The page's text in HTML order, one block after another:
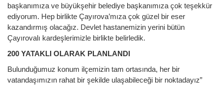
başkanımıza ve büyükşehir belediye başkanımıza çok teşekkür
ediyorum. Hep birlikte Çayırova’mıza çok güzel bir eser
kazandırmış olacağız. Devlet hastanemizin yerini bütün
Çayırovalı kardeşlerimizle birlikte belirledik.
200 YATAKLI OLARAK PLANLANDI
Bulunduğumuz konum ilçemizin tam ortasında, her bir
vatandaşımızın rahat bir şekilde ulaşabileceği bir noktadayız”